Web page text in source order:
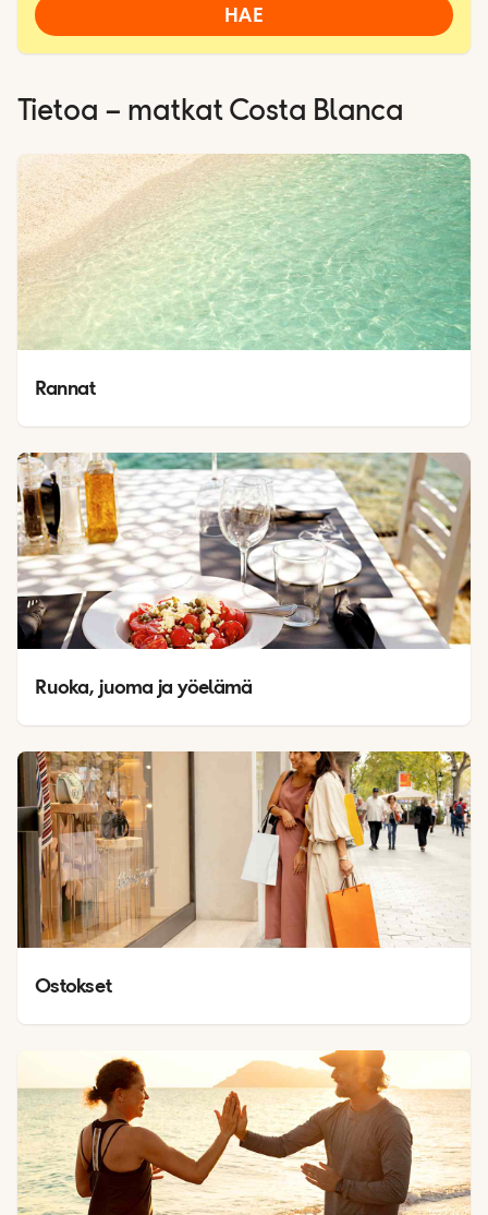
HAE
Tietoa – matkat Costa Blanca
Rannat
Ruoka, juoma ja yöelämä
Ostokset